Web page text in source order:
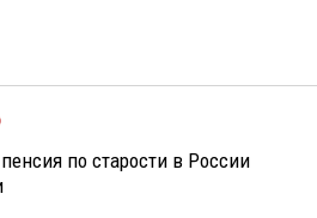
по старости в России